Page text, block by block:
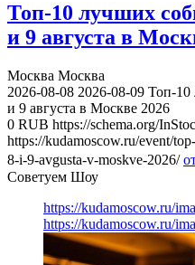
Топ-10 лучших
и 9 августа в
Москва Москва
2026-08-08 2026-08-09 Топ-10
и 9 августа в Москве 2026
0 RUB https://schema.org/
https://kudamoscow.ru/event/
8-i-9-avgusta-v-moskve-2026/
Советуем Шоу
https://kudamoscow.ru/
https://kudamoscow.ru/